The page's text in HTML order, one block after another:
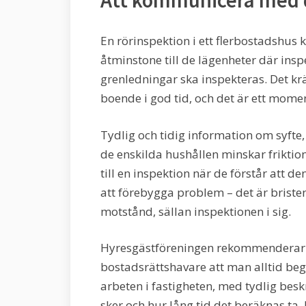
En rörinspektion i ett flerbostadshus
åtminstone till de lägenheter där
grenledningar ska inspekteras. Det
boende i god tid, och det är ett
Tydlig och tidig information om
de enskilda hushållen minskar
till en inspektion när de förstår att
att förebygga problem – det är
motstånd, sällan inspektionen i sig.
Hyresgästföreningen
bostadsrättshavare att man alltid
arbeten i fastigheten, med tydlig